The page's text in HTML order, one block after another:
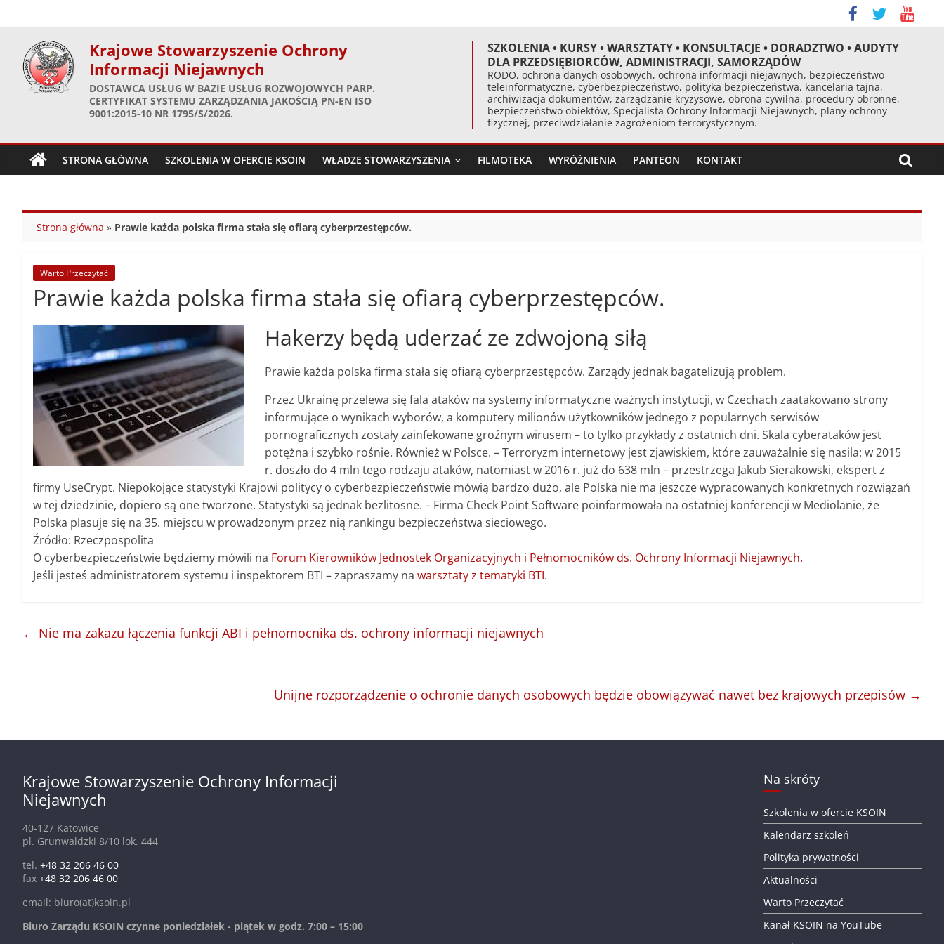
to
content
Krajowe Stowarzyszenie Ochrony
Informacji Niejawnych
DOSTAWCA USŁUG W BAZIE USŁUG ROZWOJOWYCH PARP.
CERTYFIKAT SYSTEMU ZARZĄDZANIA JAKOŚCIĄ PN-EN ISO
9001:2015-10 NR 1795/S/2026.
SZKOLENIA • KURSY • WARSZTATY • KONSULTACJE • DORADZTWO • AUDYTY
DLA PRZEDSIĘBIORCÓW, ADMINISTRACJI, SAMORZĄDÓW
RODO, ochrona danych osobowych, ochrona informacji niejawnych, bezpieczeństwo
teleinformatyczne, cyberbezpieczeństwo, polityka bezpieczeństwa, kancelaria tajna,
archiwizacja dokumentów, zarządzanie kryzysowe, obrona cywilna, procedury obronne,
bezpieczeństwo obiektów, Specjalista Ochrony Informacji Niejawnych, plany ochrony
fizycznej, przeciwdziałanie zagrożeniom terrorystycznym.
STRONA GŁÓWNA SZKOLENIA W OFERCIE KSOIN WŁADZE STOWARZYSZENIA FILMOTEKA WYRÓŻNIENIA PANTEON KONTAKT
Strona główna » Prawie każda polska firma stała się ofiarą cyberprzestępców.
Warto Przeczytać
Prawie każda polska firma stała się ofiarą cyberprzestępców.
Hakerzy będą uderzać ze zdwojoną siłą
Prawie każda polska firma stała się ofiarą cyberprzestępców. Zarządy jednak bagatelizują problem.
Przez Ukrainę przelewa się fala ataków na systemy informatyczne ważnych instytucji, w Czechach zaatakowano strony
informujące o wynikach wyborów, a komputery milionów użytkowników jednego z popularnych serwisów
pornograficznych zostały zainfekowane groźnym wirusem – to tylko przykłady z ostatnich dni. Skala cyberataków jest
potężna i szybko rośnie. Również w Polsce. – Terroryzm internetowy jest zjawiskiem, które zauważalnie się nasila: w 2015
r. doszło do 4 mln tego rodzaju ataków, natomiast w 2016 r. już do 638 mln – przestrzega Jakub Sierakowski, ekspert z
firmy UseCrypt. Niepokojące statystyki Krajowi politycy o cyberbezpieczeństwie mówią bardzo dużo, ale Polska nie ma jeszcze wypracowanych konkretnych rozwiązań
w tej dziedzinie, dopiero są one tworzone. Statystyki są jednak bezlitosne. – Firma Check Point Software poinformowała na ostatniej konferencji w Mediolanie, że
Polska plasuje się na 35. miejscu w prowadzonym przez nią rankingu bezpieczeństwa sieciowego.
Źródło: Rzeczpospolita
O cyberbezpieczeństwie będziemy mówili na Forum Kierowników Jednostek Organizacyjnych i Pełnomocników ds. Ochrony Informacji Niejawnych.
Jeśli jesteś administratorem systemu i inspektorem BTI – zapraszamy na warsztaty z tematyki BTI.
← Nie ma zakazu łączenia funkcji ABI i pełnomocnika ds. ochrony informacji niejawnych
Unijne rozporządzenie o ochronie danych osobowych będzie obowiązywać nawet bez krajowych przepisów →
Krajowe Stowarzyszenie Ochrony Informacji
Niejawnych
40-127 Katowice
pl. Grunwaldzki 8/10 lok. 444
tel. +48 32 206 46 00
fax +48 32 206 46 00
email: biuro(at)ksoin.pl
Biuro Zarządu KSOIN czynne poniedziałek - piątek w godz. 7:00 – 15:00
Na skróty
Szkolenia w ofercie KSOIN
Kalendarz szkoleń
Polityka prywatności
Aktualności
Warto Przeczytać
Kanał KSOIN na YouTube